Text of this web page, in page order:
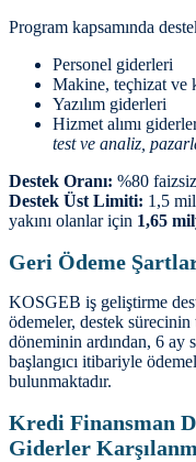
Program kapsamında
Personel giderleri
Makine, teçhizat ve
Yazılım giderleri
Hizmet alımı
test ve analiz,
Destek Oranı: %80
Destek Üst Limiti: 1,5
yakını olanlar için 1,65
Geri Ödeme
KOSGEB iş geliştirme
ödemeler, destek sürecinin
döneminin ardından, 6 ay
başlangıcı itibariyle
bulunmaktadır.
Kredi Finansman
Giderler